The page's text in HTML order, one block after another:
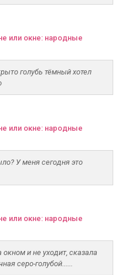
или окне: народные
голубь тёмный хотел
или окне: народные
У меня сегодня это
или окне: народные
и не уходит, сказала
серо-голубой......